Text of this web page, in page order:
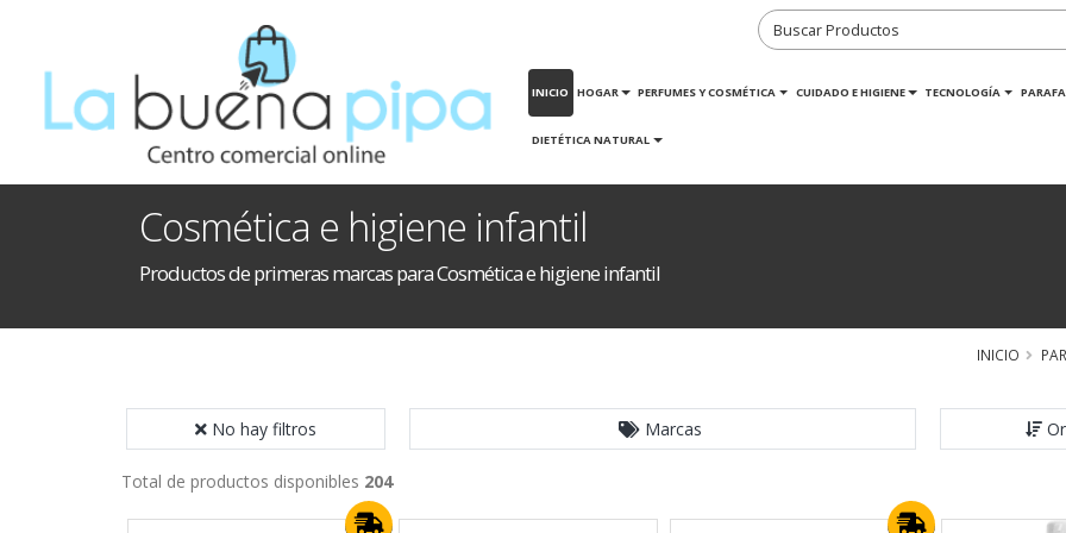
INICIO HOGAR PERFUMES Y COSMÉTICA CUIDADO E HIGIENE TECNOLOGÍA
DIETÉTICA NATURAL
Cosmética e higiene infantil
Productos de primeras marcas para Cosmética e higiene infantil
INICIO
No hay filtros Marcas
Total de productos disponibles 204